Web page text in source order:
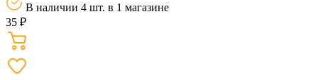
В наличии 4 шт. в 1 магазине
35 ₽